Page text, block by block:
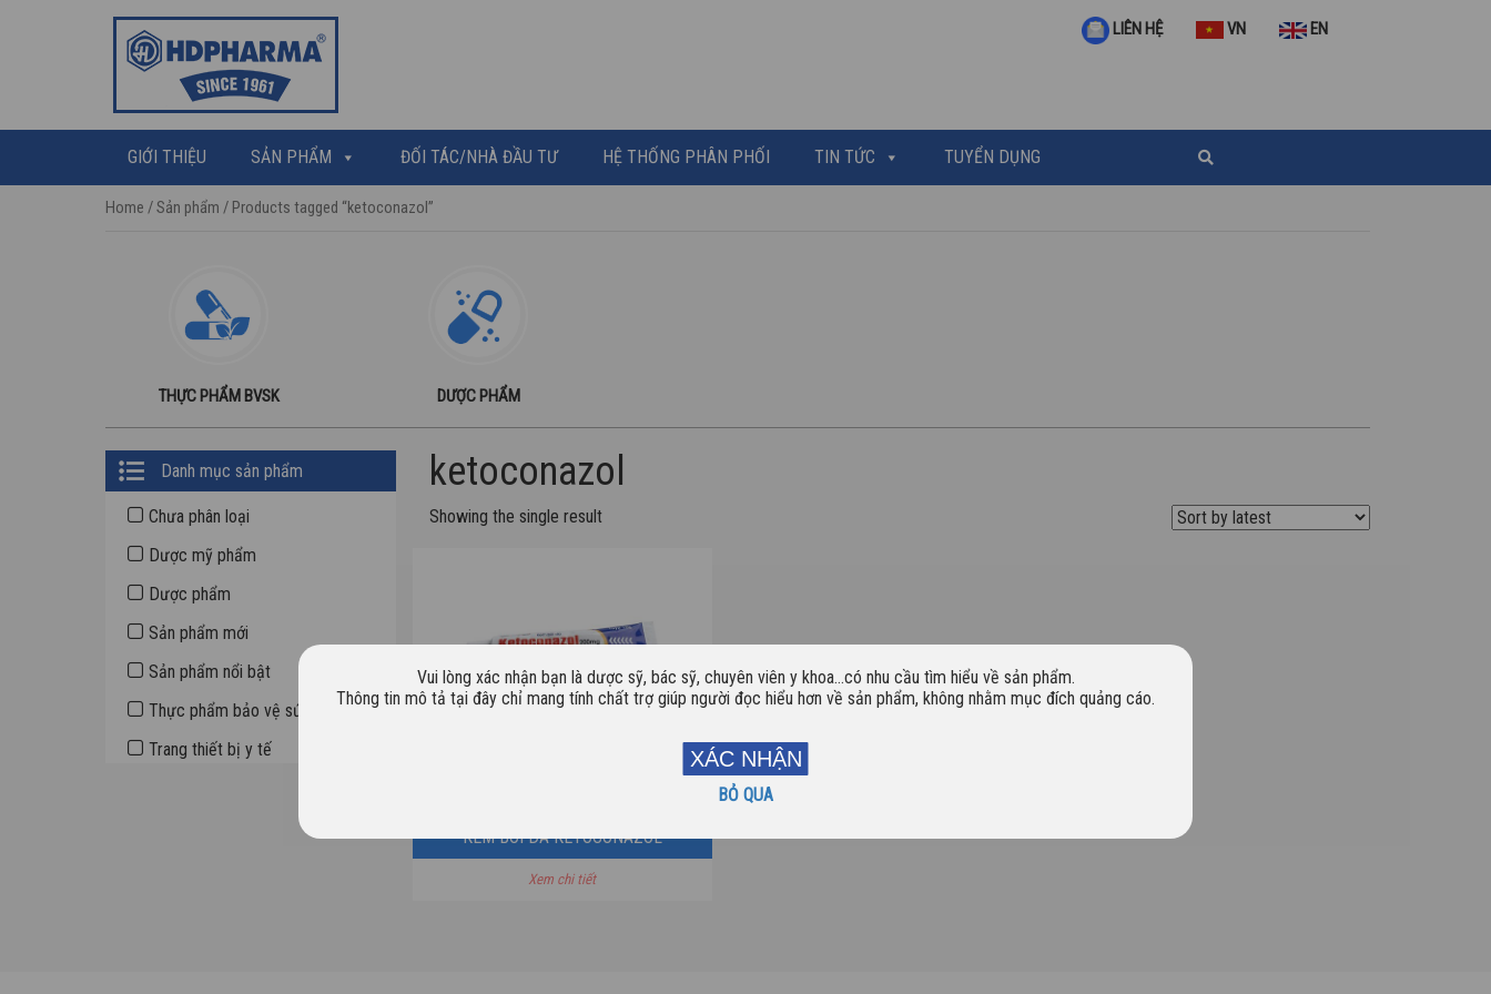
LIÊN HỆ VN EN
GIỚI THIỆU SẢN PHẨM ĐỐI TÁC/NHÀ ĐẦU TƯ HỆ THỐNG PHÂN PHỐI TIN TỨC TUYỂN DỤNG
Home /Sản phẩm / Products tagged “ketoconazol”
THỰC PHẨM BVSK DƯỢC PHẨM
Primary
Sidebar
Danh mục sản phẩm
Chưa phân loại
Dược mỹ phẩm
Dược phẩm
Sản phẩm mới
Sản phẩm nổi bật
Thực phẩm bảo vệ sức khỏe
Trang thiết bị y tế
ketoconazol
Showing the single result
KEM BÔI DA KETOCONAZOL
Xem chi tiết
Vui lòng xác nhận bạn là dược sỹ, bác sỹ, chuyên viên y khoa…có nhu cầu tìm hiểu về sản phẩm.
Thông tin mô tả tại đây chỉ mang tính chất trợ giúp người đọc hiểu hơn về sản phẩm, không nhằm mục đích quảng cáo.
BỎ QUA
XÁC NHẬN